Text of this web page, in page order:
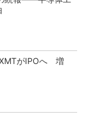
がIPOへ 増